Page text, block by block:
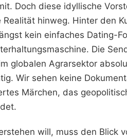
Doch diese idyllische
hinweg. Hinter den
kein einfaches Dating-
Die
globalen Agrarsektor
Wir sehen keine
Märchen, das
will, muss den Blick